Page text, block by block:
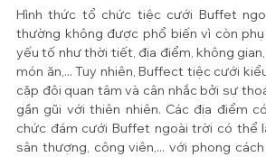
Hình thức tổ chức tiệc cưới Buffet
thường không được phổ biến vì còn
yếu tố như thời tiết, địa điểm, không
món ăn,... Tuy nhiên, Buffect tiệc cưới
cặp đôi quan tâm và cân nhắc bởi sự
gần gũi với thiên nhiên. Các địa điểm
chức đám cưới Buffet ngoài trời có thể
sân thượng, công viên,... với phong